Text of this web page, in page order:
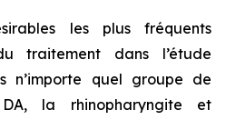
les plus fréquents
traitement dans l’étude
n’importe quel groupe de
la rhinopharyngite et